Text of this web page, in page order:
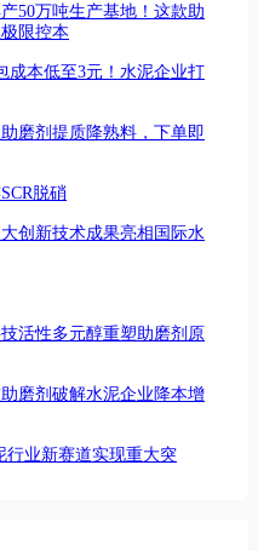
50万吨生产基地！这款助
限控本
成本低至3元！水泥企业打
磨剂提质降熟料，下单即
脱硝
创新技术成果亮相国际水
活性多元醇重塑助磨剂原
磨剂破解水泥企业降本增
行业新赛道实现重大突